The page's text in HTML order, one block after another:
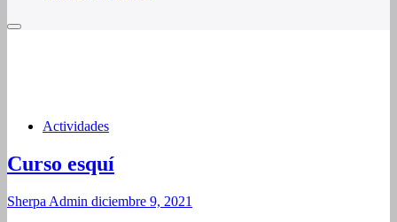
Actividades
Curso esquí
Sherpa Admin diciembre 9, 2021